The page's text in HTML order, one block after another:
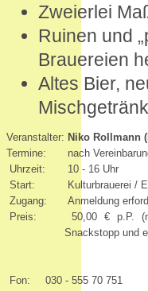
Zweierlei
Ruinen und
Brauereien
Altes Bier,
Veranstalter: Niko Rollmann
Termine:
nach
Uhrzeit:
10 - 16 Uhr
Start:
Kulturbrauerei /
Zugang:
Anmeldung
Preis:
50,00 € p.P.
Snackstopp und
Fon:
030 - 555 70 751